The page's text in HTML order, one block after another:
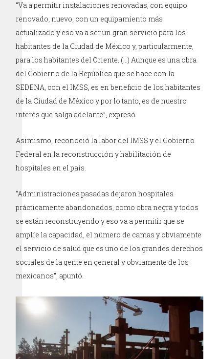
“Va a permitir instalaciones renovadas, con equipo
renovado, nuevo, con un equipamiento más
actualizado y eso va a ser un gran servicio para los
habitantes de la Ciudad de México y, particularmente,
para los habitantes del Oriente. (…) Aunque es una obra
del Gobierno de la República que se hace con la
SEDENA, con el IMSS, es en beneficio de los habitantes
de la Ciudad de México y por lo tanto, es de nuestro
interés que salga adelante”, expresó.
Asimismo, reconoció la labor del IMSS y el Gobierno
Federal en la reconstrucción y habilitación de
hospitales en el país.
“Administraciones pasadas dejaron hospitales
prácticamente abandonados, como obra negra y todos
se están reconstruyendo y eso va a permitir que se
amplíe la capacidad, el número de camas y obviamente
el servicio de salud que es uno de los grandes derechos
sociales de la gente en general y obviamente de los
mexicanos”, apuntó.